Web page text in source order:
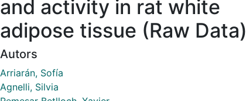
and activity in rat white
adipose tissue (Raw Data)
Autors
Arriarán, Sofía
Agnelli, Silvia